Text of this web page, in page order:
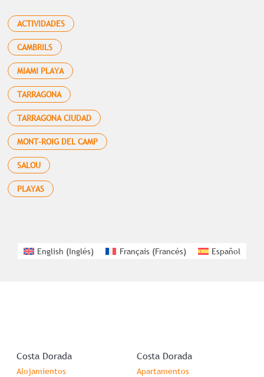
ACTIVIDADES
CAMBRILS
MIAMI PLAYA
TARRAGONA
TARRAGONA CIUDAD
MONT-ROIG DEL CAMP
SALOU
PLAYAS
English (Inglés) Français (Francés) Español
Costa Dorada
Alojamientos
Costa Dorada
Apartamentos